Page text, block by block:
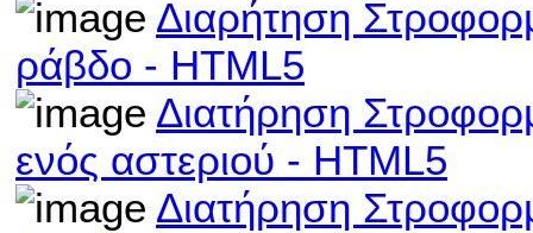
Διαρήτηση
ράβδο - HTML5
Διατήρηση
ενός αστεριού - HTML5
Διατήρηση